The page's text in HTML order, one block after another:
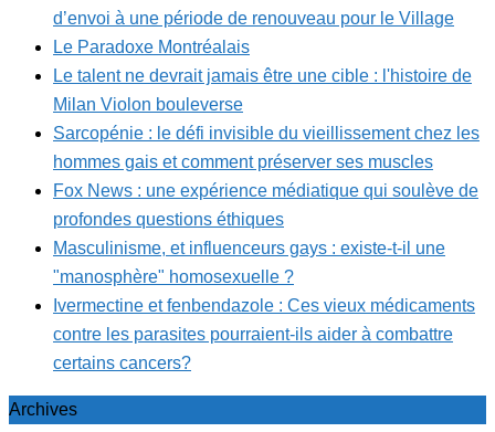
d’envoi à une période de renouveau pour le Village
Le Paradoxe Montréalais
Le talent ne devrait jamais être une cible : l'histoire de
Milan Violon bouleverse
Sarcopénie : le défi invisible du vieillissement chez les
hommes gais et comment préserver ses muscles
Fox News : une expérience médiatique qui soulève de
profondes questions éthiques
Masculinisme, et influenceurs gays : existe-t-il une
"manosphère" homosexuelle ?
Ivermectine et fenbendazole : Ces vieux médicaments
contre les parasites pourraient-ils aider à combattre
certains cancers?
Archives